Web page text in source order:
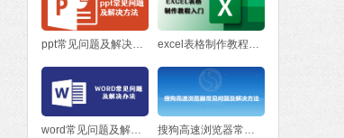
ppt常见问题及解决方法 excel表格制作教程入门
word常见问题及解决办法 搜狗高速浏览器常见问题及解决方法